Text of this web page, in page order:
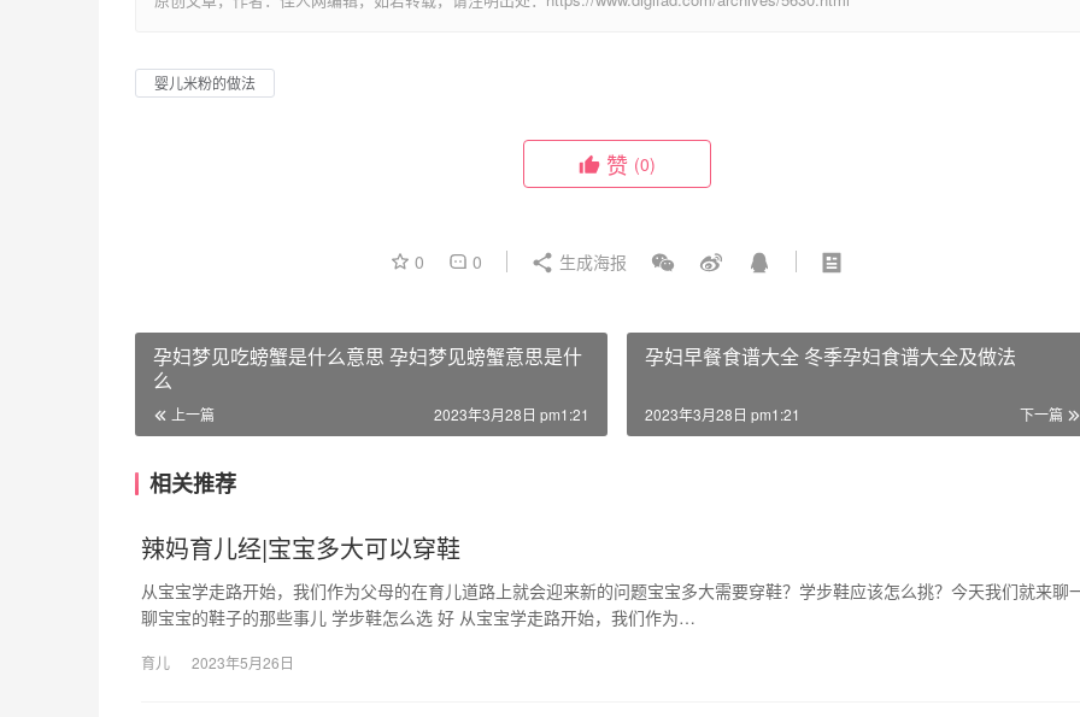
婴儿米粉的做法
赞 (0)
0 0 生成海报
孕妇梦见吃螃蟹是什么意思 孕妇梦见螃蟹意思是什
么
上一篇 2023年3月28日 pm1:21
孕妇早餐食谱大全 冬季孕妇食谱大全及做法
下一篇
2023年3月28日 pm1:21
相关推荐
辣妈育儿经|宝宝多大可以穿鞋
从宝宝学走路开始，我们作为父母的在育儿道路上就会迎来新的问题宝宝多大需要穿鞋？学步鞋应该怎么挑？今天我们就来聊
聊宝宝的鞋子的那些事儿 学步鞋怎么选 好 从宝宝学走路开始，我们作为…
育儿 2023年5月26日